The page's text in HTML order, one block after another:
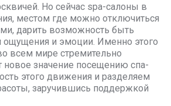
Но сейчас spa-салоны в
местом где можно отключиться
дарить возможность быть
ощущения и эмоции. Именно этого
всем мире стремительно
новое значение посещению спа-
этого движения и разделяем
заручившись поддержкой